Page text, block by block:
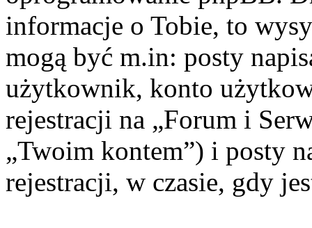
informacje o Tobie, to
mogą być m.in: posty
użytkownik, konto
rejestracji na „Forum i
„Twoim kontem”) i posty
rejestracji, w czasie, gdy